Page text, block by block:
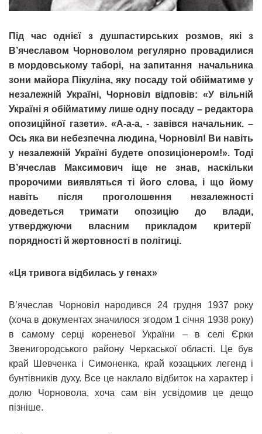
Під час однієї з душпастирських розмов, які з
В’ячеславом Чорноволом регулярно провадилися
в мордовському таборі, на запитання начальника
зони майора Пікуліна, яку посаду той обійматиме у
незалежній Україні, Чорновіл відповів: «У вільній
Україні я обійматиму лише одну посаду – редактора
опозиційної газети». «А-а-а, - завівся начальник. –
Ось яка ви небезпечна людина, Чорновіл! Ви навіть
у незалежній Україні будете опозиціонером!». Тоді
В’ячеслав Максимович іще не знав, наскільки
пророчими виявляться ті його слова, і що йому
навіть після проголошення незалежності
доведеться тримати опозицію до влади,
утверджуючи власним прикладом критерії
порядності й жертовності в політиці.
«Ця тривога відбилась у генах»
В’ячеслав Чорновіл народився 24 грудня 1937 року
(хоча в документах значилося згодом 1 січня 1938 року)
в самому серці кореневої України – в селі Єрки
Звенигородського району Черкаської області. Це був
край Шевченка і Симоненка, край козацьких легенд і
бунтівників духу. Все це наклало відбиток на характер і
долю Чорновола, хоча сам він усвідомив це дещо
пізніше.